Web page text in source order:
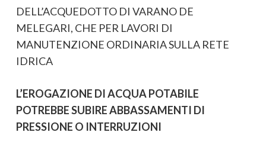
DELL’ACQUEDOTTO DI VARANO DE
MELEGARI, CHE PER LAVORI DI
MANUTENZIONE ORDINARIA SULLA RETE
IDRICA
L’EROGAZIONE DI ACQUA POTABILE
POTREBBE SUBIRE ABBASSAMENTI DI
PRESSIONE O INTERRUZIONI